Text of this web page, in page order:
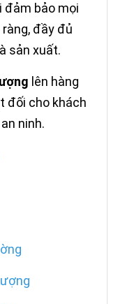
đảm bảo mọi
đầy đủ
sản xuất.
lên hàng
đối cho khách
ninh.